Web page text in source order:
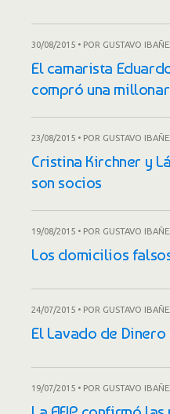
30/08/2015 • POR GUSTAVO
El camarista
compró una
23/08/2015 • POR GUSTAVO
Cristina Kirchner y
son socios
19/08/2015 • POR GUSTAVO
Los domicilios
24/07/2015 • POR GUSTAVO
El Lavado de Dinero
19/07/2015 • POR GUSTAVO